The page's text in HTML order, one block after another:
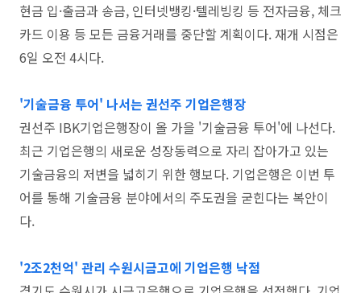
현금 입·출금과 송금, 인터넷뱅킹·텔레빙킹 등 전자금융, 체크
카드 이용 등 모든 금융거래를 중단할 계획이다. 재개 시점은
6일 오전 4시다.
'기술금융 투어' 나서는 권선주 기업은행장
권선주 IBK기업은행장이 올 가을 '기술금융 투어'에 나선다.
최근 기업은행의 새로운 성장동력으로 자리 잡아가고 있는
기술금융의 저변을 넓히기 위한 행보다. 기업은행은 이번 투
어를 통해 기술금융 분야에서의 주도권을 굳힌다는 복안이
다.
'2조2천억' 관리 수원시금고에 기업은행 낙점